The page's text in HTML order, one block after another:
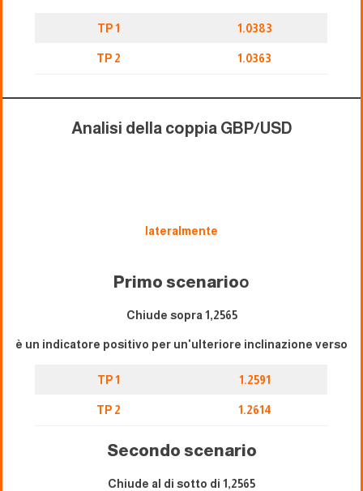
TP 1 1.0383
TP 2 1.0363
Analisi della coppia GBP/USD
lateralmente
Primo scenarioo
Chiude sopra 1,2565
è un indicatore positivo per un'ulteriore inclinazione verso
TP 1 1.2591
TP 2 1.2614
Secondo scenario
Chiude al di sotto di 1,2565